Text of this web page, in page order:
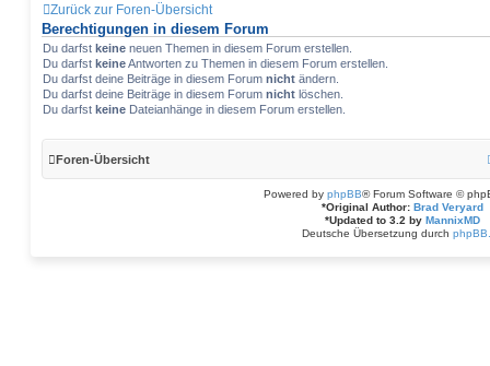
Zurück zur Foren-Übersicht
Berechtigungen in diesem Forum
Du darfst keine neuen Themen in diesem Forum erstellen.
Du darfst keineAntworten zu Themen in diesem Forum erstellen.
Du darfst deine Beiträge in diesem Forum nicht ändern.
Du darfst deine Beiträge in diesem Forum nicht löschen.
Du darfst keine Dateianhänge in diesem Forum erstellen.
Foren-Übersicht
Powered by phpBB® Forum Software ©
*Original Author: Brad Veryard
*Updated to 3.2 by MannixMD
Deutsche Übersetzung durch